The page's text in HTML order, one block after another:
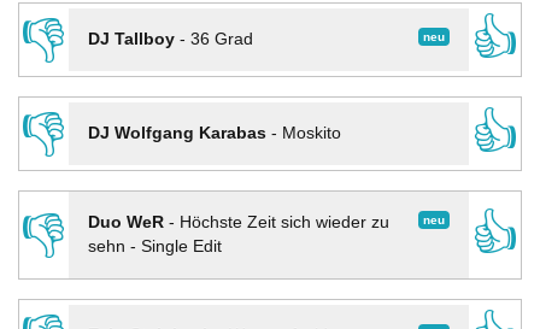
👎
neu
DJ Tallboy- 36 Grad
👍
👎
DJ Wolfgang Karabas- Moskito
👍
👎
neu
Duo WeR- Höchste Zeit sich wieder zu
sehn - Single Edit
👍